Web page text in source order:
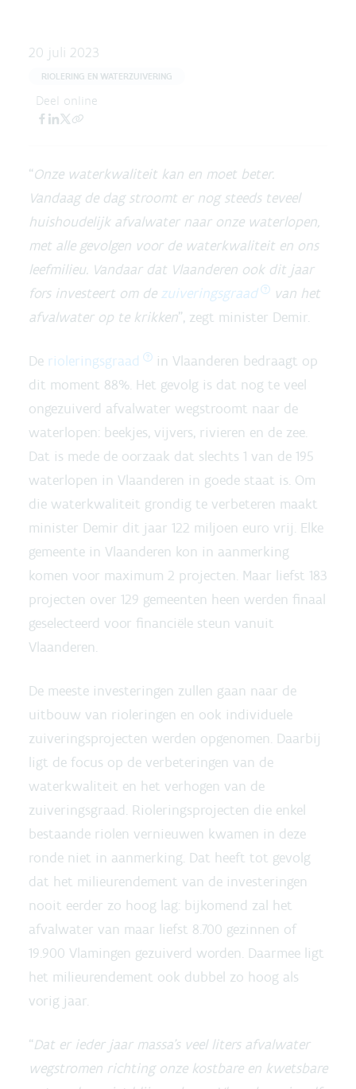
20 juli 2023
RIOLERING EN WATERZUIVERING
Deel online
“Onze waterkwaliteit kan en moet beter.
Vandaag de dag stroomt er nog steeds teveel
huishoudelijk afvalwater naar onze waterlopen,
met alle gevolgen voor de waterkwaliteit en ons
leefmilieu. Vandaar dat Vlaanderen ook dit jaar
fors investeert om de zuiveringsgraad
van het
afvalwater op te krikken”, zegt minister Demir.
De rioleringsgraad
in Vlaanderen bedraagt op
dit moment 88%. Het gevolg is dat nog te veel
ongezuiverd afvalwater wegstroomt naar de
waterlopen: beekjes, vijvers, rivieren en de zee.
Dat is mede de oorzaak dat slechts 1 van de 195
waterlopen in Vlaanderen in goede staat is. Om
die waterkwaliteit grondig te verbeteren maakt
minister Demir dit jaar 122 miljoen euro vrij. Elke
gemeente in Vlaanderen kon in aanmerking
komen voor maximum 2 projecten. Maar liefst 183
projecten over 129 gemeenten heen werden finaal
geselecteerd voor financiële steun vanuit
Vlaanderen.
De meeste investeringen zullen gaan naar de
uitbouw van rioleringen en ook individuele
zuiveringsprojecten werden opgenomen. Daarbij
ligt de focus op de verbeteringen van de
waterkwaliteit en het verhogen van de
zuiveringsgraad. Rioleringsprojecten die enkel
bestaande riolen vernieuwen kwamen in deze
ronde niet in aanmerking. Dat heeft tot gevolg
dat het milieurendement van de investeringen
nooit eerder zo hoog lag: bijkomend zal het
afvalwater van maar liefst 8.700 gezinnen of
19.900 Vlamingen gezuiverd worden. Daarmee ligt
het milieurendement ook dubbel zo hoog als
vorig jaar.
“Dat er ieder jaar massa’s veel liters afvalwater
wegstromen richting onze kostbare en kwetsbare